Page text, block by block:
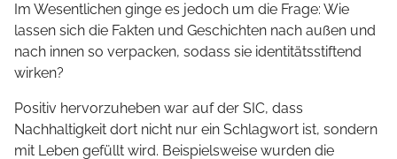
Im Wesentlichen ginge es jedoch um die Frage: Wie
lassen sich die Fakten und Geschichten nach außen und
nach innen so verpacken, sodass sie identitätsstiftend
wirken?
Positiv hervorzuheben war auf der SIC, dass
Nachhaltigkeit dort nicht nur ein Schlagwort ist, sondern
mit Leben gefüllt wird. Beispielsweise wurden die